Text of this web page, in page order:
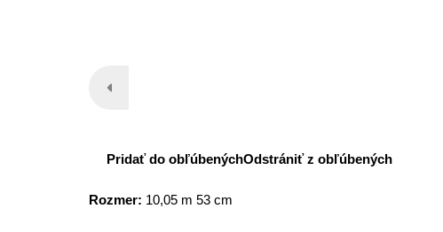
Pridať do obľúbenýchOdstrániť z obľúbených
Rozmer: 10,05 m 53 cm